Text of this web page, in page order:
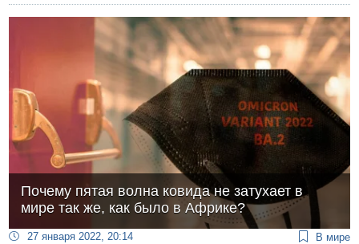
убийстве укрепились.
Почему пятая волна ковида не затухает в
мире так же, как было в Африке?
27 января 2022, 20:14 В мире